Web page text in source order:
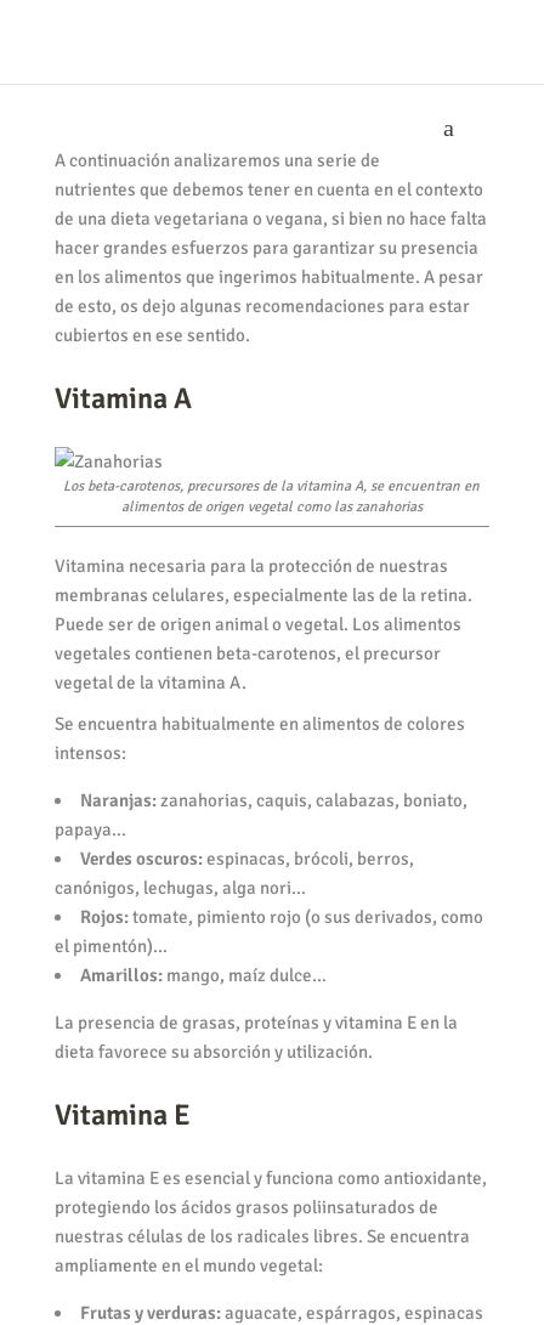
A continuación analizaremos una serie de
nutrientes que debemos tener en cuenta en el contexto
de una dieta vegetariana o vegana, si bien no hace falta
hacer grandes esfuerzos para garantizar su presencia
en los alimentos que ingerimos habitualmente. A pesar
de esto, os dejo algunas recomendaciones para estar
cubiertos en ese sentido.
Vitamina A
Los beta-carotenos, precursores de la vitamina A, se encuentran en
alimentos de origen vegetal como las zanahorias
Vitamina necesaria para la protección de nuestras
membranas celulares, especialmente las de la retina.
Puede ser de origen animal o vegetal. Los alimentos
vegetales contienen beta-carotenos, el precursor
vegetal de la vitamina A.
Se encuentra habitualmente en alimentos de colores
intensos:
Naranjas:zanahorias, caquis, calabazas, boniato,
papaya…
Verdes oscuros:espinacas, brócoli, berros,
canónigos, lechugas, alga nori…
Rojos:tomate, pimiento rojo (o sus derivados, como
el pimentón)…
Amarillos:mango, maíz dulce…
La presencia de grasas, proteínas y vitamina E en la
dieta favorece su absorción y utilización.
Vitamina E
La vitamina E es esencial y funciona como antioxidante,
protegiendo los ácidos grasos poliinsaturados de
nuestras células de los radicales libres. Se encuentra
ampliamente en el mundo vegetal:
Frutas y verduras:aguacate, espárragos, espinacas